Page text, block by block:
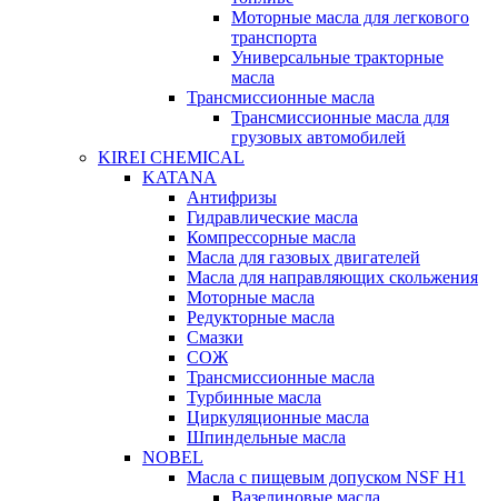
Моторные масла для легкового
транспорта
Универсальные тракторные
масла
Трансмиссионные масла
Трансмиссионные масла для
грузовых автомобилей
KIREI CHEMICAL
KATANA
Антифризы
Гидравлические масла
Компрессорные масла
Масла для газовых двигателей
Масла для направляющих скольжения
Моторные масла
Редукторные масла
Смазки
СОЖ
Трансмиссионные масла
Турбинные масла
Циркуляционные масла
Шпиндельные масла
NOBEL
Масла с пищевым допуском NSF H1
Вазелиновые масла